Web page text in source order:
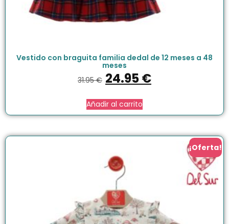
Vestido con braguita familia dedal de 12 meses a 48
meses
31.95€ 24.95€
Añadir al carrito
¡Oferta!